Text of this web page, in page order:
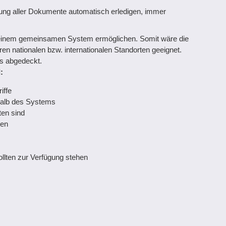
aller Dokumente automatisch erledigen, immer
gemeinsamen System ermöglichen. Somit wäre die
nationalen bzw. internationalen Standorten geeignet.
abgedeckt.
des Systems
sind
zur Verfügung stehen